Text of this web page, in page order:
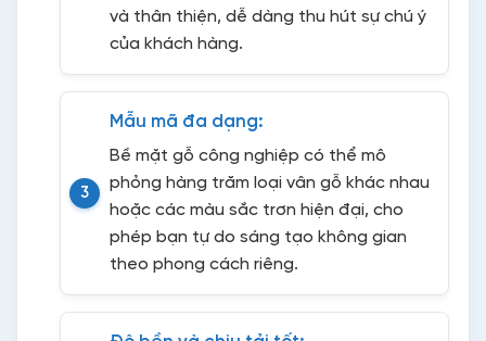
và thân thiện, dễ dàng thu hút sự chú ý
của khách hàng.
Mẫu mã đa dạng:
Bề mặt gỗ công nghiệp có thể mô
phỏng hàng trăm loại vân gỗ khác nhau
hoặc các màu sắc trơn hiện đại, cho
phép bạn tự do sáng tạo không gian
theo phong cách riêng.